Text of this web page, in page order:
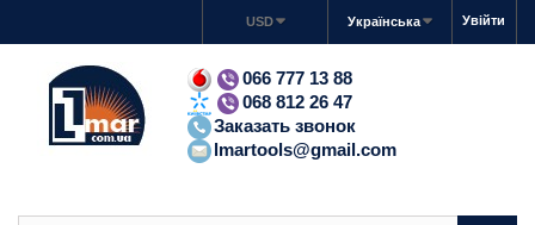
Увійти
Українська
USD
066 777 13 88
068 812 26 47
Заказать звонок
lmartools@gmail.com